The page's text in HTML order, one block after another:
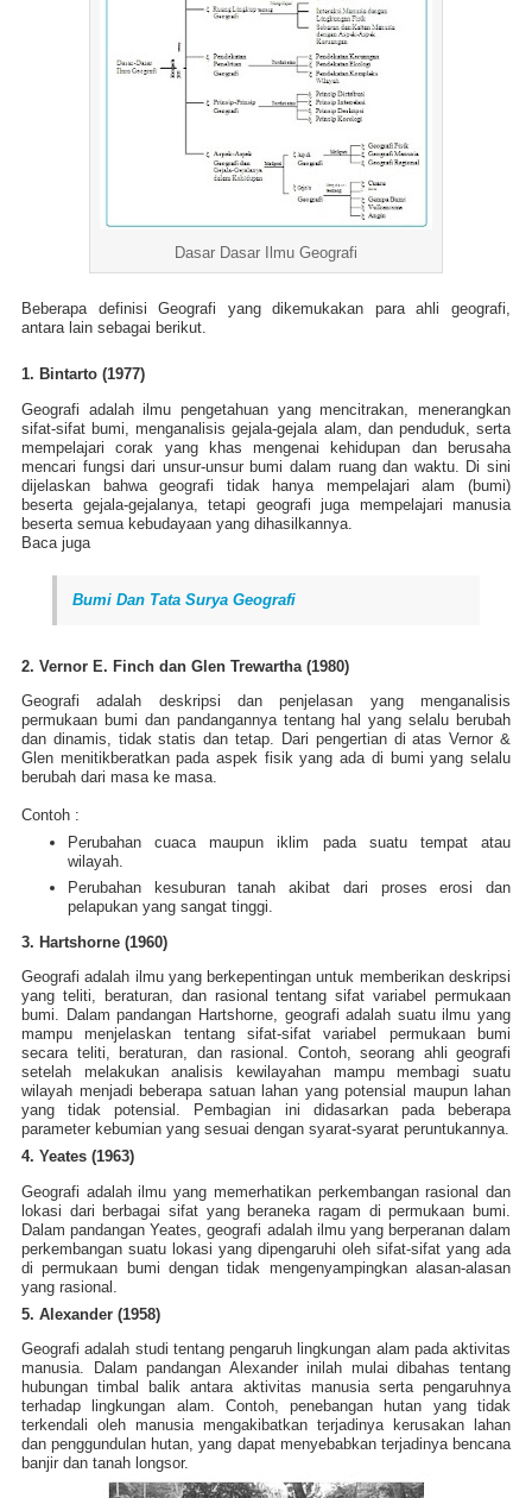
Dasar Dasar Ilmu Geografi
Beberapa definisi Geografi yang dikemukakan para ahli geografi,
antara lain sebagai berikut.
1. Bintarto (1977)
Geografi adalah ilmu pengetahuan yang mencitrakan, menerangkan
sifat-sifat bumi, menganalisis gejala-gejala alam, dan penduduk, serta
mempelajari corak yang khas mengenai kehidupan dan berusaha
mencari fungsi dari unsur-unsur bumi dalam ruang dan waktu. Di sini
dijelaskan bahwa geografi tidak hanya mempelajari alam (bumi)
beserta gejala-gejalanya, tetapi geografi juga mempelajari manusia
beserta semua kebudayaan yang dihasilkannya.
Baca juga
Bumi Dan Tata Surya Geografi
2. Vernor E. Finch dan Glen Trewartha (1980)
Geografi adalah deskripsi dan penjelasan yang menganalisis
permukaan bumi dan pandangannya tentang hal yang selalu berubah
dan dinamis, tidak statis dan tetap. Dari pengertian di atas Vernor &
Glen menitikberatkan pada aspek fisik yang ada di bumi yang selalu
berubah dari masa ke masa.
Contoh :
Perubahan cuaca maupun iklim pada suatu tempat atau
wilayah.
Perubahan kesuburan tanah akibat dari proses erosi dan
pelapukan yang sangat tinggi.
3. Hartshorne (1960)
Geografi adalah ilmu yang berkepentingan untuk memberikan deskripsi
yang teliti, beraturan, dan rasional tentang sifat variabel permukaan
bumi. Dalam pandangan Hartshorne, geografi adalah suatu ilmu yang
mampu menjelaskan tentang sifat-sifat variabel permukaan bumi
secara teliti, beraturan, dan rasional. Contoh, seorang ahli geografi
setelah melakukan analisis kewilayahan mampu membagi suatu
wilayah menjadi beberapa satuan lahan yang potensial maupun lahan
yang tidak potensial. Pembagian ini didasarkan pada beberapa
parameter kebumian yang sesuai dengan syarat-syarat peruntukannya.
4. Yeates (1963)
Geografi adalah ilmu yang memerhatikan perkembangan rasional dan
lokasi dari berbagai sifat yang beraneka ragam di permukaan bumi.
Dalam pandangan Yeates, geografi adalah ilmu yang berperanan dalam
perkembangan suatu lokasi yang dipengaruhi oleh sifat-sifat yang ada
di permukaan bumi dengan tidak mengenyampingkan alasan-alasan
yang rasional.
5. Alexander (1958)
Geografi adalah studi tentang pengaruh lingkungan alam pada aktivitas
manusia. Dalam pandangan Alexander inilah mulai dibahas tentang
hubungan timbal balik antara aktivitas manusia serta pengaruhnya
terhadap lingkungan alam. Contoh, penebangan hutan yang tidak
terkendali oleh manusia mengakibatkan terjadinya kerusakan lahan
dan penggundulan hutan, yang dapat menyebabkan terjadinya bencana
banjir dan tanah longsor.